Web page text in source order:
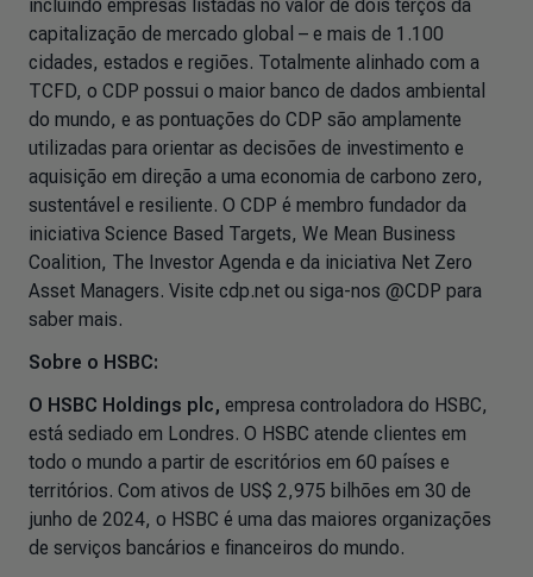
incluindo empresas listadas no valor de dois terços da
capitalização de mercado global – e mais de 1.100
cidades, estados e regiões. Totalmente alinhado com a
TCFD, o CDP possui o maior banco de dados ambiental
do mundo, e as pontuações do CDP são amplamente
utilizadas para orientar as decisões de investimento e
aquisição em direção a uma economia de carbono zero,
sustentável e resiliente. O CDP é membro fundador da
iniciativa Science Based Targets, We Mean Business
Coalition, The Investor Agenda e da iniciativa Net Zero
Asset Managers. Visite cdp.net ou siga-nos @CDP para
saber mais.
Sobre o HSBC:
O HSBC Holdings plc, empresa controladora do HSBC,
está sediado em Londres. O HSBC atende clientes em
todo o mundo a partir de escritórios em 60 países e
territórios. Com ativos de US$ 2,975 bilhões em 30 de
junho de 2024, o HSBC é uma das maiores organizações
de serviços bancários e financeiros do mundo.